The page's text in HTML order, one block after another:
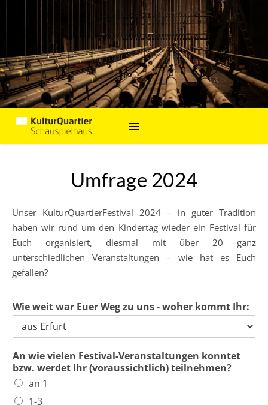
Umfrage 2024
Unser KulturQuartierFestival 2024 – in guter Tradition
haben wir rund um den Kindertag wieder ein Festival für
Euch organisiert, diesmal mit über 20 ganz
unterschiedlichen Veranstaltungen – wie hat es Euch
gefallen?
Wie weit war Euer Weg zu uns - woher kommt Ihr:
An wie vielen Festival-Veranstaltungen konntet
bzw. werdet Ihr (voraussichtlich) teilnehmen?
an 1
1-3